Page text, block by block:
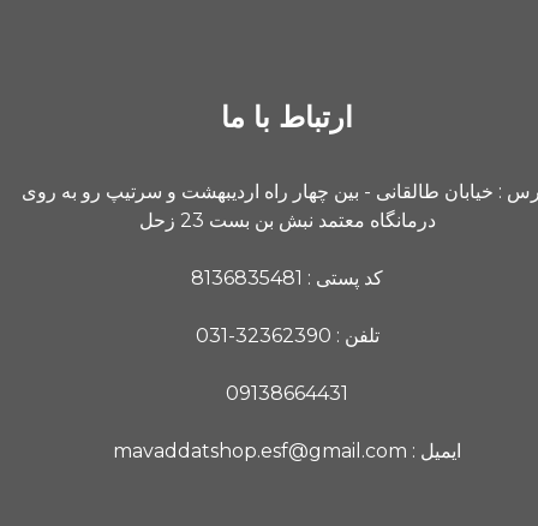
ارتباط با ما
: خیابان طالقانی - بین چهار راه اردیبهشت و سرتیپ رو به روی
درمانگاه معتمد نبش بن بست 23 زحل
کد پستی : 8136835481
تلفن : 32362390-031
09138664431
ایمیل : mavaddatshop.esf@gmail.com